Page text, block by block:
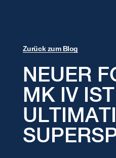
Zurück zum Blog
NEUER
MK IV